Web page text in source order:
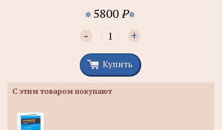
5800P
- +
Купить
С этим товаром покупают